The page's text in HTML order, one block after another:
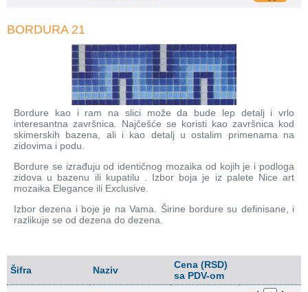
BORDURA 21
Bordure kao i ram na slici može da bude lep detalj i vrlo
interesantna završnica. Najčešće se koristi kao završnica kod
skimerskih bazena, ali i kao detalj u ostalim primenama na
zidovima i podu.
Bordure se izrađuju od identičnog mozaika od kojih je i podloga
zidova u bazenu ili kupatilu . Izbor boja je iz palete Nice art
mozaika Elegance ili Exclusive.
Izbor dezena i boje je na Vama. Širine bordure su definisane, i
razlikuje se od dezena do dezena.
Šifra Naziv
Cena (RSD)
sa PDV-om